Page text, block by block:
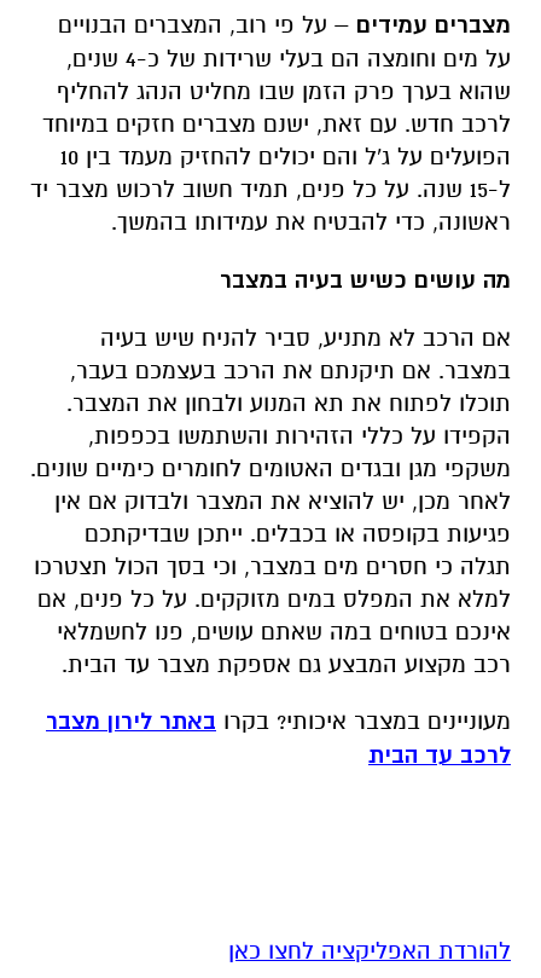
מצברים עמידים – על פי רוב, המצברים הבנויים
על מים וחומצה הם בעלי שרידות של כ-4 שנים,
שהוא בערך פרק הזמן שבו מחליט הנהג להחליף
לרכב חדש. עם זאת, ישנם מצברים חזקים במיוחד
הפועלים על ג'ל והם יכולים להחזיק מעמד בין 10
ל-15 שנה. על כל פנים, תמיד חשוב לרכוש מצבר יד
ראשונה, כדי להבטיח את עמידותו בהמשך.
מה עושים כשיש בעיה במצבר
אם הרכב לא מתניע, סביר להניח שיש בעיה
במצבר. אם תיקנתם את הרכב בעצמכם בעבר,
תוכלו לפתוח את תא המנוע ולבחון את המצבר.
הקפידו על כללי הזהירות והשתמשו בכפפות,
משקפי מגן ובגדים האטומים לחומרים כימיים שונים.
לאחר מכן, יש להוציא את המצבר ולבדוק אם אין
פגיעות בקופסה או בכבלים. ייתכן שבדיקתכם
תגלה כי חסרים מים במצבר, וכי בסך הכול תצטרכו
למלא את המפלס במים מזוקקים. על כל פנים, אם
אינכם בטוחים במה שאתם עושים, פנו לחשמלאי
רכב מקצוע המבצע גם אספקת מצבר עד הבית.
מעוניינים במצבר איכותי? בקרו באתר לירון מצבר
לרכב עד הבית
להורדת האפליקציה לחצו כאן